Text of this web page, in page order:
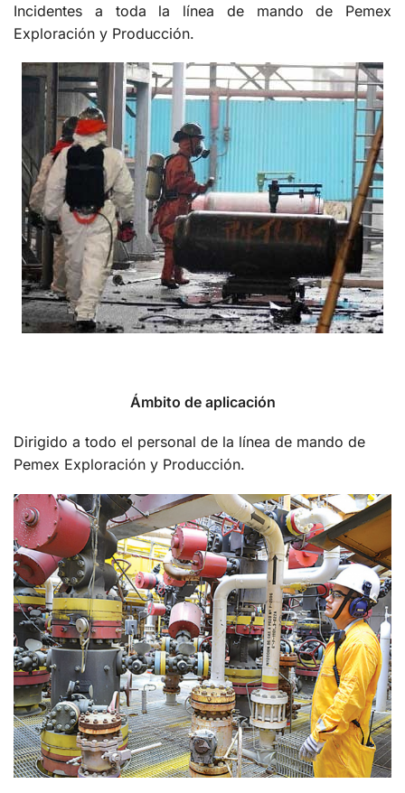
Incidentes a toda la línea de mando de Pemex
Exploración y Producción.
Ámbito de aplicación
Dirigido a todo el personal de la línea de mando de
Pemex Exploración y Producción.